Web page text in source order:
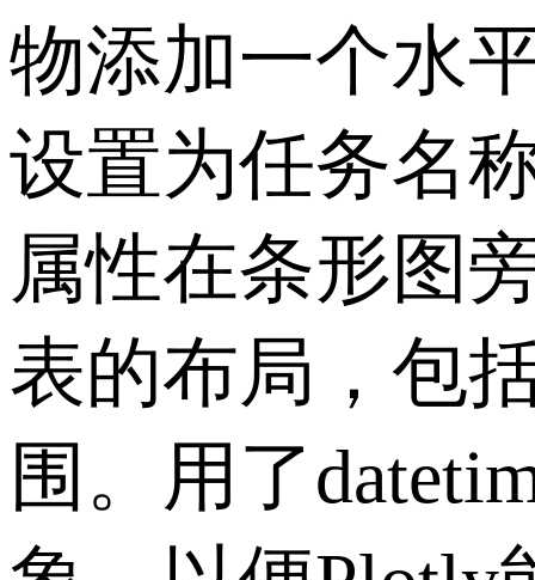
物添加一个水
设置为任务名
属性在条形图
表的布局，包
围。用了